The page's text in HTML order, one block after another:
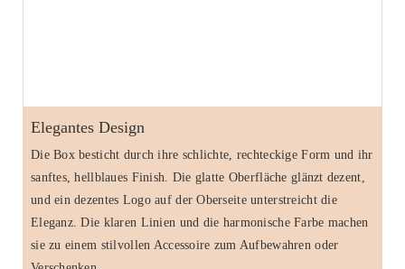
Elegantes Design
Die Box besticht durch ihre schlichte, rechteckige Form und ihr
sanftes, hellblaues Finish. Die glatte Oberfläche glänzt dezent,
und ein dezentes Logo auf der Oberseite unterstreicht die
Eleganz. Die klaren Linien und die harmonische Farbe machen
sie zu einem stilvollen Accessoire zum Aufbewahren oder